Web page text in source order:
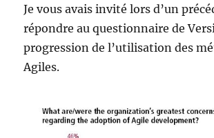
Je vous avais invité lors d’un
répondre au questionnaire de
progression de l’utilisation des
Agiles.